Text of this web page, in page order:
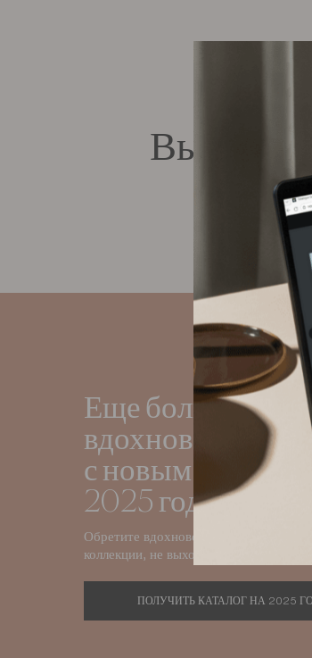
Вы еще
Еще больше
вдохновляющих
с новым
2025 год
Обретите вдохновение, просматривая
коллекции, не выходя из собственной
ПОЛУЧИТЬ КАТАЛОГ НА 2025